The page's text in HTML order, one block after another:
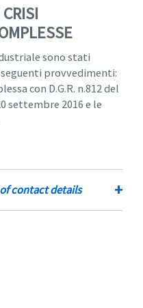
sono stati
provvedimenti:
con D.G.R. n.812 del
settembre 2016 e le
contact details +